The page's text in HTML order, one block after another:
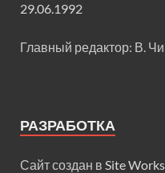
29.06.1992
Главный редактор: В.
РАЗРАБОТКА
Сайт создан в Site Works